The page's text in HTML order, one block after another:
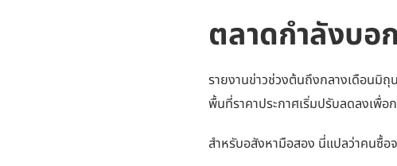
ตลาดกำลังบอ
รายงานข่าวช่วงต้นถึงกลางเดือนมิ
พื้นที่ราคาประกาศเริ่มปรับลดลงเพื่อ
สำหรับอสังหามือสอง นี่แปลว่าคนซื้อ